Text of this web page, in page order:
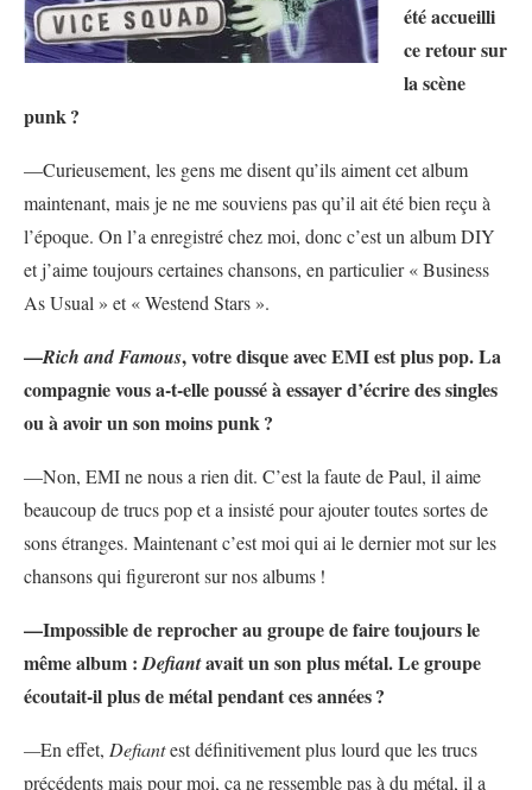
été accueilli
ce retour sur
la scène
punk?
—Curieusement, les gens me disent qu’ils aiment cet album
maintenant, mais je ne me souviens pas qu’il ait été bien reçu à
l’époque. On l’a enregistré chez moi, donc c’est un album DIY
et j’aime toujours certaines chansons, en particulier « Business
As Usual » et « Westend Stars ».
—Rich and Famous, votre disque avec EMI est plus pop. La
compagnie vous a-t-elle poussé à essayer d’écrire des singles
ou à avoir un son moins punk?
—Non, EMI ne nous a rien dit. C’est la faute de Paul, il aime
beaucoup de trucs pop et a insisté pour ajouter toutes sortes de
sons étranges. Maintenant c’est moi qui ai le dernier mot sur les
chansons qui figureront sur nos albums !
—Impossible de reprocher au groupe de faire toujours le
même album :Defiantavait un son plus métal. Le groupe
écoutait-il plus de métal pendant ces années?
—En effet, Defiantest définitivement plus lourd que les trucs
précédents mais pour moi, ça ne ressemble pas à du métal, il a